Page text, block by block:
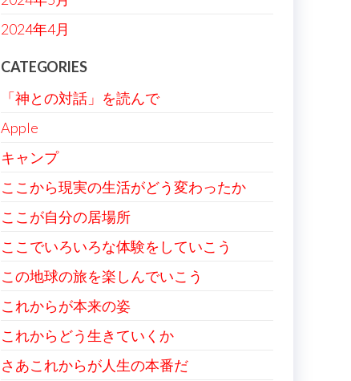
2024年4月
CATEGORIES
「神との対話」を読んで
Apple
キャンプ
ここから現実の生活がどう変わったか
ここが自分の居場所
ここでいろいろな体験をしていこう
この地球の旅を楽しんでいこう
これからが本来の姿
これからどう生きていくか
さあこれからが人生の本番だ